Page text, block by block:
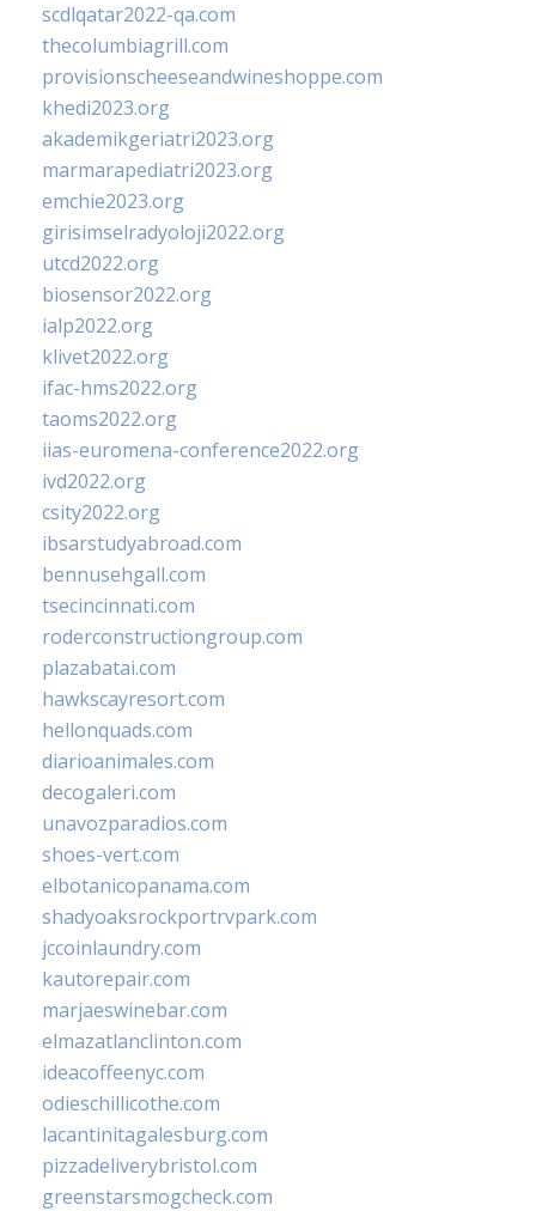
scdlqatar2022-qa.com
thecolumbiagrill.com
provisionscheeseandwineshoppe.com
khedi2023.org
akademikgeriatri2023.org
marmarapediatri2023.org
emchie2023.org
girisimselradyoloji2022.org
utcd2022.org
biosensor2022.org
ialp2022.org
klivet2022.org
ifac-hms2022.org
taoms2022.org
iias-euromena-conference2022.org
ivd2022.org
csity2022.org
ibsarstudyabroad.com
bennusehgall.com
tsecincinnati.com
roderconstructiongroup.com
plazabatai.com
hawkscayresort.com
hellonquads.com
diarioanimales.com
decogaleri.com
unavozparadios.com
shoes-vert.com
elbotanicopanama.com
shadyoaksrockportrvpark.com
jccoinlaundry.com
kautorepair.com
marjaeswinebar.com
elmazatlanclinton.com
ideacoffeenyc.com
odieschillicothe.com
lacantinitagalesburg.com
pizzadeliverybristol.com
greenstarsmogcheck.com